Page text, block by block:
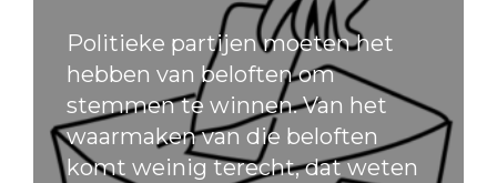
Politieke partijen moeten het
hebben van beloften om
stemmen te winnen. Van het
waarmaken van die beloften
komt weinig terecht, dat weten